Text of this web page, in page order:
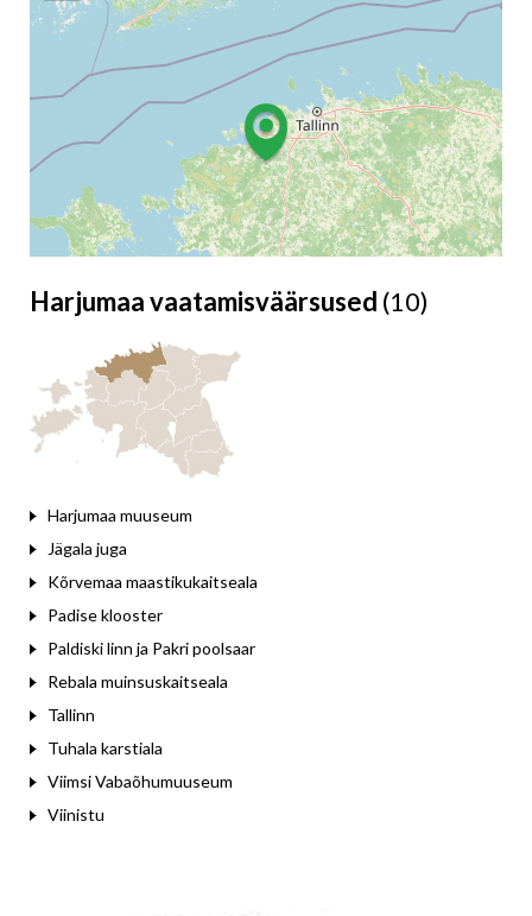
Harjumaa vaatamisväärsused (10)
Harjumaa muuseum
Jägala juga
Kõrvemaa maastikukaitseala
Padise klooster
Paldiski linn ja Pakri poolsaar
Rebala muinsuskaitseala
Tallinn
Tuhala karstiala
Viimsi Vabaõhumuuseum
Viinistu